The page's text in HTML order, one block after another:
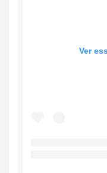
Ver